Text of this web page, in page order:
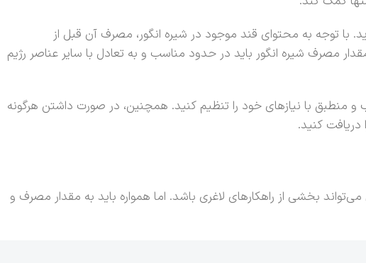
با توجه به محتوای قند موجود در شیره انگور، مصرف آن قبل از
مصرف شیره انگور باید در حدود مناسب و به تعادل با سایر عناصر رژیم
و منطبق با نیازهای خود را تنظیم کنید. همچنین، در صورت داشتن هرگونه
کنید.
بخشی از راهکارهای لاغری باشد. اما همواره باید به مقدار مصرف و